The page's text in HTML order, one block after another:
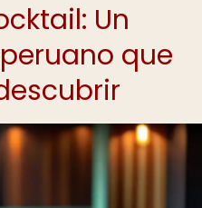
Un
que